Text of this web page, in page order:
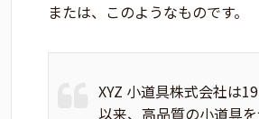
または、このようなものです。
XYZ 小道具株式会社は
以来、高品質の小道具